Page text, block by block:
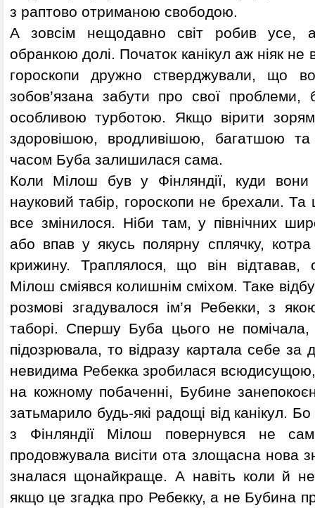
з раптово отриманою свободою.
А зовсім нещодавно світ робив усе,
обранкою долі. Початок канікул аж ніяк не
гороскопи дружно стверджували, що
зобов’язана забути про свої проблеми,
особливою турботою. Якщо вірити
здоровішою, вродливішою, багатшою
часом Буба залишилася сама.
Коли Мілош був у Фінляндії, куди
науковий табір, гороскопи не брехали.
все змінилося. Ніби там, у північних
або впав у якусь полярну сплячку,
крижину. Траплялося, що він
Мілош сміявся колишнім сміхом. Таке
розмові згадувалося ім’я Ребекки, з
таборі. Спершу Буба цього не
підозрювала, то відразу картала себе за
невидима Ребекка зробилася
на кожному побаченні, Бубине
затьмарило будь-які радощі від канікул.
з Фінляндії Мілош повернувся не
продовжувала висіти ота злощасна нова
зналася щонайкраще. А навіть коли й
якщо це згадка про Ребекку, а не Бубина